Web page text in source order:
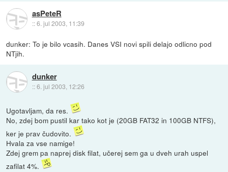
asPeteR
::6. jul 2003, 11:39
dunker: To je bilo vcasih. Danes VSI novi spili delajo odlicno pod
NTjih.
dunker
::6. jul 2003, 12:26
Ugotavljam, da res.
No, zdej bom pustil kar tako kot je (20GB FAT32 in 100GB NTFS),
ker je prav čudovito.
Hvala za vse namige!
Zdej grem pa naprej disk filat, učerej sem ga u dveh urah uspel
zafilat 4%.